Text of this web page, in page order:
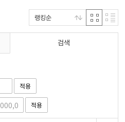
검색
적용
적용
랭킹순